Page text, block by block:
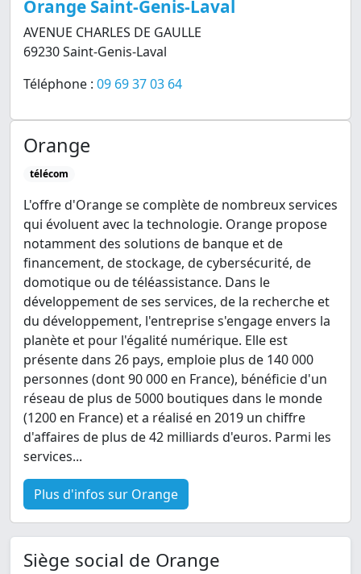
Orange Saint-Genis-Laval
AVENUE CHARLES DE GAULLE
69230 Saint-Genis-Laval
Téléphone : 09 69 37 03 64
Orange
télécom
L'offre d'Orange se complète de nombreux services
qui évoluent avec la technologie. Orange propose
notamment des solutions de banque et de
financement, de stockage, de cybersécurité, de
domotique ou de téléassistance. Dans le
développement de ses services, de la recherche et
du développement, l'entreprise s'engage envers la
planète et pour l'égalité numérique. Elle est
présente dans 26 pays, emploie plus de 140 000
personnes (dont 90 000 en France), bénéficie d'un
réseau de plus de 5000 boutiques dans le monde
(1200 en France) et a réalisé en 2019 un chiffre
d'affaires de plus de 42 milliards d'euros. Parmi les
services...
Plus d'infos sur Orange
Siège social de Orange